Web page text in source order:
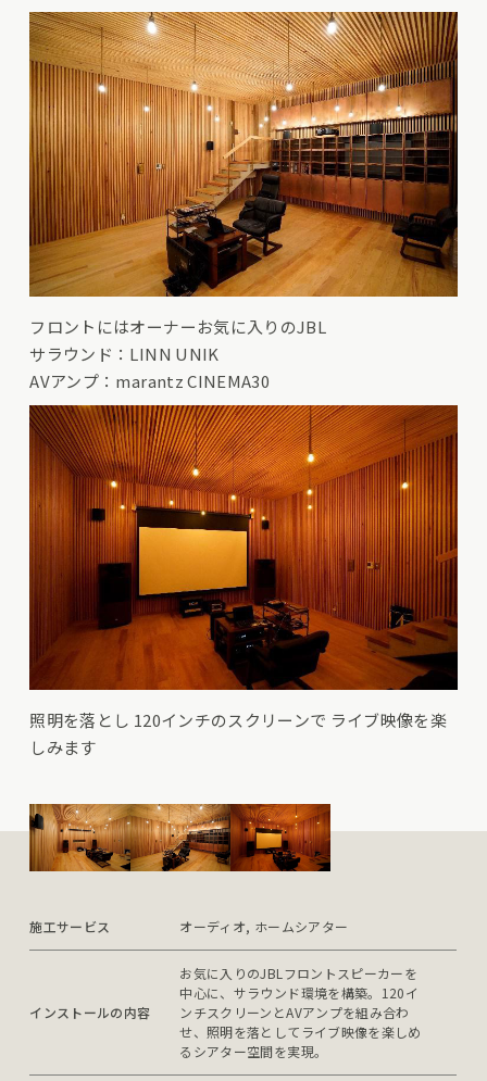
フロントにはオーナーお気に入りのJBL
サラウンド：LINN UNIK
AVアンプ：marantz CINEMA30
照明を落とし 120インチのスクリーンで ライブ映像を楽
しみます
施工サービス オーディオ, ホームシアター
インストールの内容
お気に入りのJBLフロントスピーカーを
中心に、サラウンド環境を構築。120イ
ンチスクリーンとAVアンプを組み合わ
せ、照明を落としてライブ映像を楽しめ
るシアター空間を実現。